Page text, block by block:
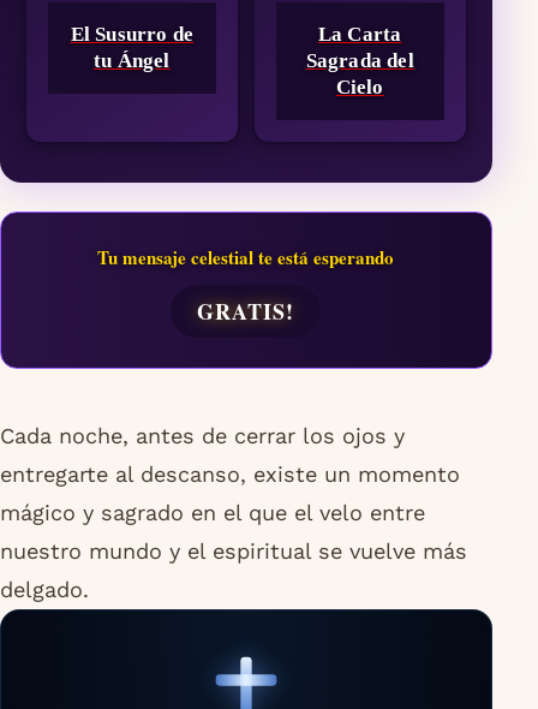
El Susurro de
tu Ángel
La Carta
Sagrada del
Cielo
Tu mensaje celestial te está esperando
GRATIS!
Cada noche, antes de cerrar los ojos y
entregarte al descanso, existe un momento
mágico y sagrado en el que el velo entre
nuestro mundo y el espiritual se vuelve más
delgado.